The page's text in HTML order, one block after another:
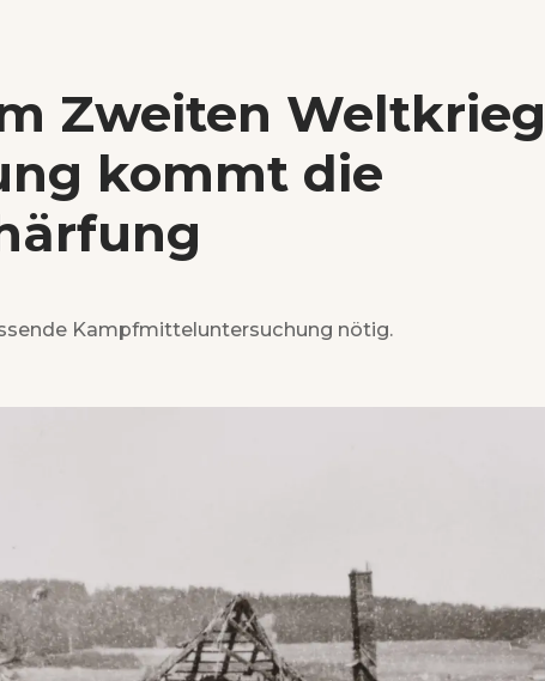
Zweiten
kommt die
Kampfmitteluntersuchung nötig.